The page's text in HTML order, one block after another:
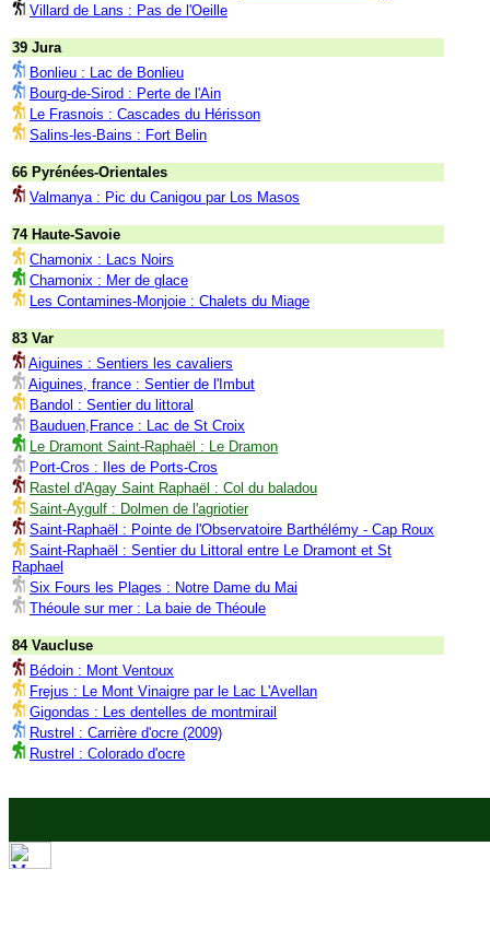
Villard de Lans : Pas de l'Oeille
39 Jura
Bonlieu : Lac de Bonlieu
Bourg-de-Sirod : Perte de l'Ain
Le Frasnois : Cascades du Hérisson
Salins-les-Bains : Fort Belin
66 Pyrénées-Orientales
Valmanya : Pic du Canigou par Los Masos
74 Haute-Savoie
Chamonix : Lacs Noirs
Chamonix : Mer de glace
Les Contamines-Monjoie : Chalets du Miage
83 Var
Aiguines : Sentiers les cavaliers
Aiguines, france : Sentier de l'Imbut
Bandol : Sentier du littoral
Bauduen,France : Lac de St Croix
Le Dramont Saint-Raphaël : Le Dramon
Port-Cros : Iles de Ports-Cros
Rastel d'Agay Saint Raphaël : Col du baladou
Saint-Aygulf : Dolmen de l'agriotier
Saint-Raphaël : Pointe de l'Observatoire Barthélémy - Cap Roux
Saint-Raphaël : Sentier du Littoral entre Le Dramont et St
Raphael
Six Fours les Plages : Notre Dame du Mai
Théoule sur mer : La baie de Théoule
84 Vaucluse
Bédoin : Mont Ventoux
Frejus : Le Mont Vinaigre par le Lac L'Avellan
Gigondas : Les dentelles de montmirail
Rustrel : Carrière d'ocre (2009)
Rustrel : Colorado d'ocre